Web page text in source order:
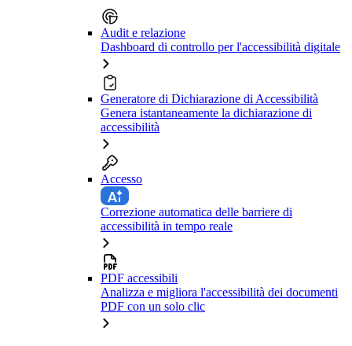
Audit e relazione
Dashboard di controllo per l'accessibilità digitale
Generatore di Dichiarazione di Accessibilità
Genera istantaneamente la dichiarazione di
accessibilità
Accesso
Correzione automatica delle barriere di
accessibilità in tempo reale
PDF accessibili
Analizza e migliora l'accessibilità dei documenti
PDF con un solo clic